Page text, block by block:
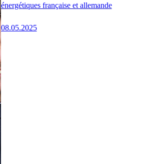
énergétiques française et allemande
08.05.2025